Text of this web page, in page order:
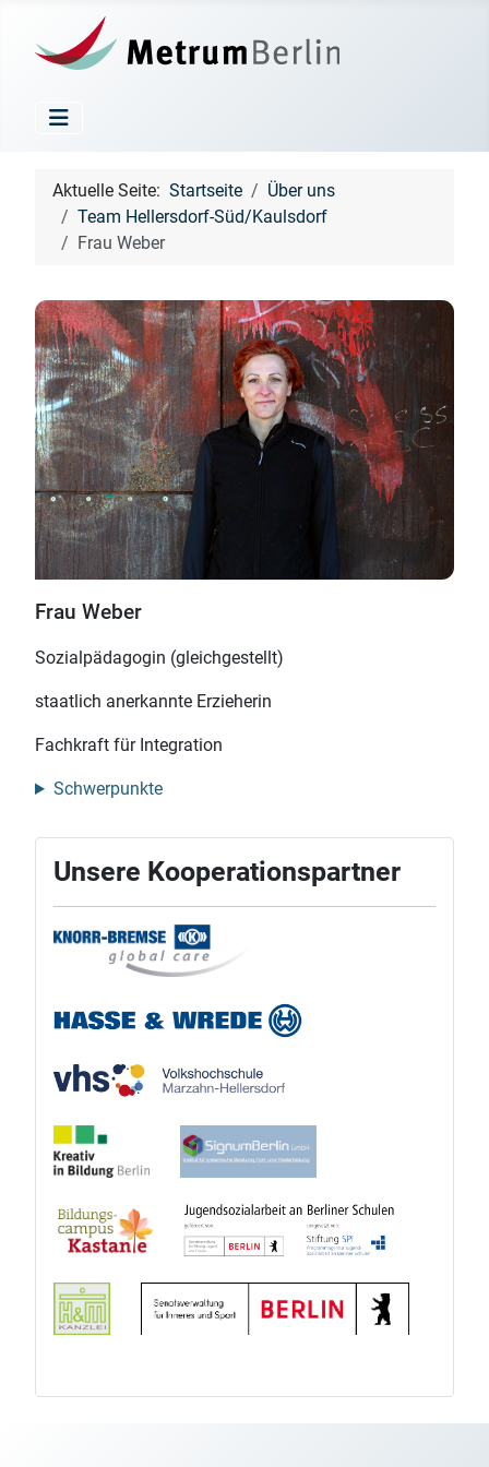
Aktuelle Seite: Startseite
Über uns
Team Hellersdorf-Süd/Kaulsdorf
Frau Weber
Frau Weber
Sozialpädagogin (gleichgestellt)
staatlich anerkannte Erzieherin
Fachkraft für Integration
Schwerpunkte
Unsere Kooperationspartner